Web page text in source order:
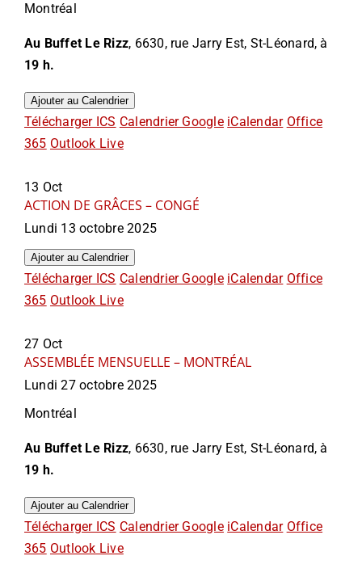
Montréal
Au Buffet Le Rizz, 6630, rue Jarry Est, St-Léonard, à
19 h.
Ajouter au Calendrier
Télécharger ICS Calendrier Google iCalendar Office
365 Outlook Live
13 Oct
ACTION DE GRÂCES – CONGÉ
Lundi 13 octobre 2025
Ajouter au Calendrier
Télécharger ICS Calendrier Google iCalendar Office
365 Outlook Live
27 Oct
ASSEMBLÉE MENSUELLE – MONTRÉAL
Lundi 27 octobre 2025
Montréal
Au Buffet Le Rizz, 6630, rue Jarry Est, St-Léonard, à
19 h.
Ajouter au Calendrier
Télécharger ICS Calendrier Google iCalendar Office
365 Outlook Live